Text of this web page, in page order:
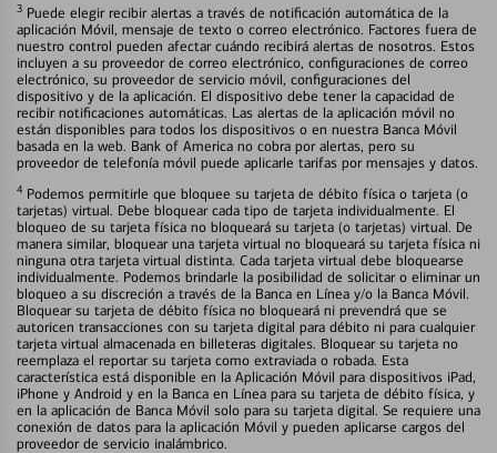
3 Puede elegir recibir alertas a través de notificación automática de la
aplicación Móvil, mensaje de texto o correo electrónico. Factores fuera de
nuestro control pueden afectar cuándo recibirá alertas de nosotros. Estos
incluyen a su proveedor de correo electrónico, configuraciones de correo
electrónico, su proveedor de servicio móvil, configuraciones del
dispositivo y de la aplicación. El dispositivo debe tener la capacidad de
recibir notificaciones automáticas. Las alertas de la aplicación móvil no
están disponibles para todos los dispositivos o en nuestra Banca Móvil
basada en la web. Bank of America no cobra por alertas, pero su
proveedor de telefonía móvil puede aplicarle tarifas por mensajes y datos.
4 Podemos permitirle que bloquee su tarjeta de débito física o tarjeta (o
tarjetas) virtual. Debe bloquear cada tipo de tarjeta individualmente. El
bloqueo de su tarjeta física no bloqueará su tarjeta (o tarjetas) virtual. De
manera similar, bloquear una tarjeta virtual no bloqueará su tarjeta física ni
ninguna otra tarjeta virtual distinta. Cada tarjeta virtual debe bloquearse
individualmente. Podemos brindarle la posibilidad de solicitar o eliminar un
bloqueo a su discreción a través de la Banca en Línea y/o la Banca Móvil.
Bloquear su tarjeta de débito física no bloqueará ni prevendrá que se
autoricen transacciones con su tarjeta digital para débito ni para cualquier
tarjeta virtual almacenada en billeteras digitales. Bloquear su tarjeta no
reemplaza el reportar su tarjeta como extraviada o robada. Esta
característica está disponible en la Aplicación Móvil para dispositivos iPad,
iPhone y Android y en la Banca en Línea para su tarjeta de débito física, y
en la aplicación de Banca Móvil solo para su tarjeta digital. Se requiere una
conexión de datos para la aplicación Móvil y pueden aplicarse cargos del
proveedor de servicio inalámbrico.